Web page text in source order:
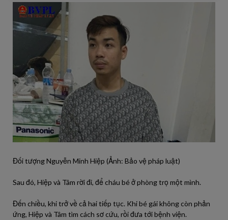
Đối tượng Nguyễn Minh Hiệp (Ảnh: Bảo vệ pháp luật)
Sau đó, Hiệp và Tâm rời đi, để cháu bé ở phòng trọ một mình.
Đến chiều, khi trở về cả hai tiếp tục. Khi bé gái không còn phản
ứng, Hiệp và Tâm tìm cách sơ cứu, rồi đưa tới bệnh viện.